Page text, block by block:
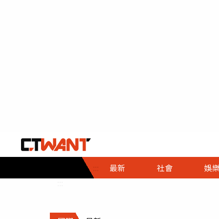
::: 最新 社會
社會首頁
時事
調查
娛樂
娛樂首頁
即時
財經首頁
熱線
政